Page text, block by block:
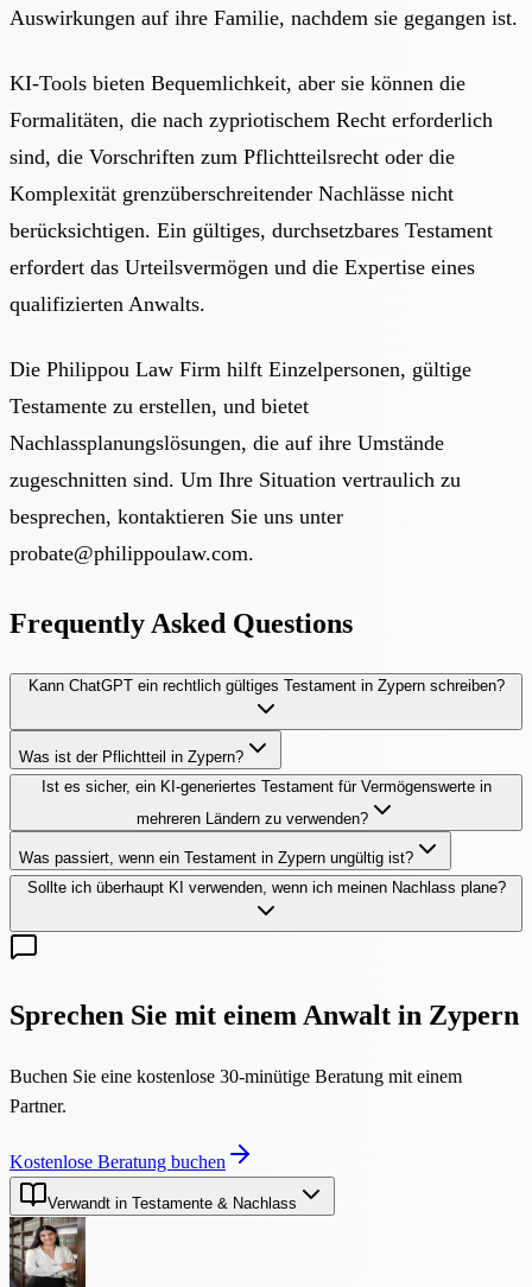
Auswirkungen auf ihre Familie, nachdem sie gegangen ist.
KI-Tools bieten Bequemlichkeit, aber sie können die
Formalitäten, die nach zypriotischem Recht erforderlich
sind, die Vorschriften zum Pflichtteilsrecht oder die
Komplexität grenzüberschreitender Nachlässe nicht
berücksichtigen. Ein gültiges, durchsetzbares Testament
erfordert das Urteilsvermögen und die Expertise eines
qualifizierten Anwalts.
Die Philippou Law Firm hilft Einzelpersonen, gültige
Testamente zu erstellen, und bietet
Nachlassplanungslösungen, die auf ihre Umstände
zugeschnitten sind. Um Ihre Situation vertraulich zu
besprechen, kontaktieren Sie uns unter
probate@philippoulaw.com.
Frequently Asked Questions
Kann ChatGPT ein rechtlich gültiges Testament in Zypern schreiben?
Was ist der Pflichtteil in Zypern?
Ist es sicher, ein KI-generiertes Testament für Vermögenswerte in
mehreren Ländern zu verwenden?
Was passiert, wenn ein Testament in Zypern ungültig ist?
Sollte ich überhaupt KI verwenden, wenn ich meinen Nachlass plane?
Sprechen Sie mit einem Anwalt in Zypern
Buchen Sie eine kostenlose 30-minütige Beratung mit einem
Partner.
Kostenlose Beratung buchen
Verwandt in Testamente & Nachlass